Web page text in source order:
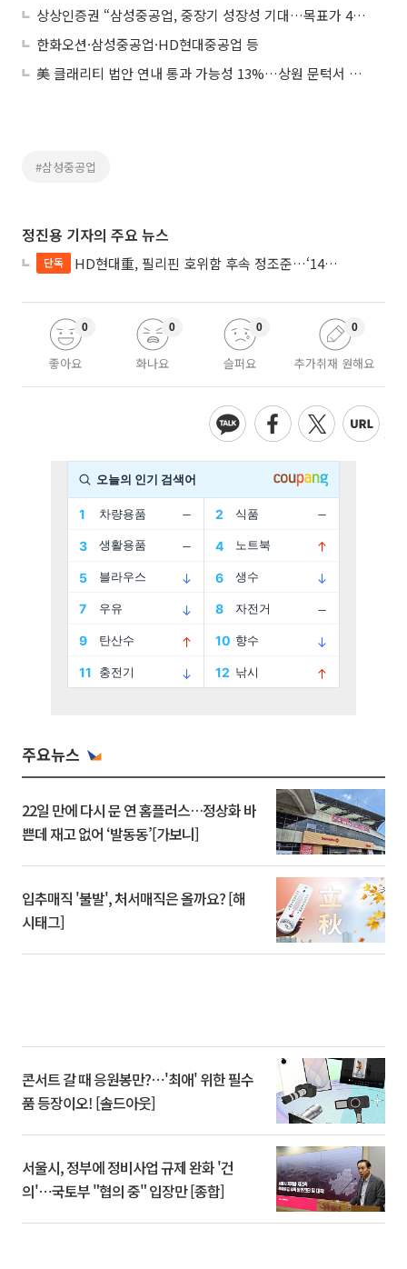
상상인증권 “삼성중공업, 중장기 성장성 기대…목표가 4만3000원으로 상향”
한화오션·삼성중공업·HD현대중공업 등
美 클래리티 법안 연내 통과 가능성 13%…상원 문턱서 제동
#삼성중공업
정진용 기자의 주요 뉴스
단독 HD현대重, 필리핀 호위함 후속 정조준…‘14척+α’ 싹쓸이 노린다
좋아요
0
화나요
0
슬퍼요
0
추가취재 원해요
0
주요뉴스
22일 만에 다시 문 연 홈플러스…정상화 바
쁜데 재고 없어 ‘발동동’[가보니]
입추매직 '불발', 처서매직은 올까요? [해
시태그]
콘서트 갈 때 응원봉만?⋯'최애' 위한 필수
품 등장이오! [솔드아웃]
서울시, 정부에 정비사업 규제 완화 '건
의'⋯국토부 "협의 중" 입장만 [종합]